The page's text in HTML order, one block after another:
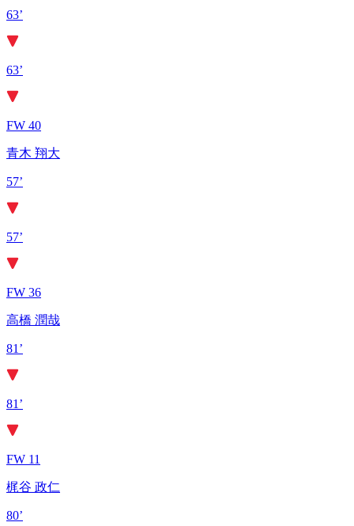
63’
63’
FW 40
青木 翔大
57’
57’
FW 36
高橋 潤哉
81’
81’
FW 11
梶谷 政仁
80’